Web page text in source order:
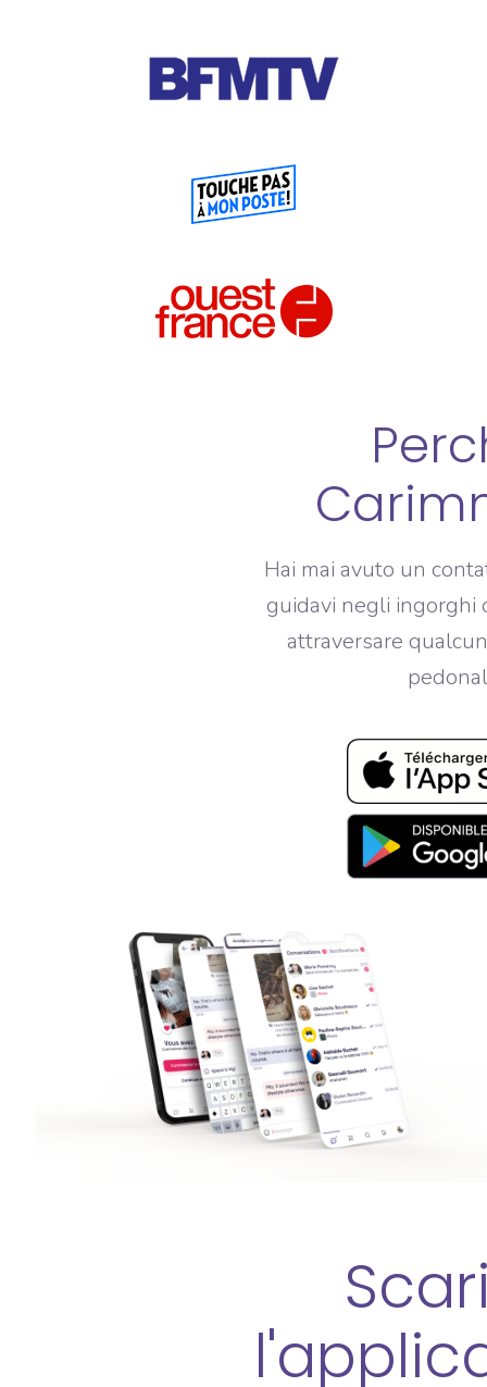
Hai mai avuto un
guidavi negli ingorghi
attraversare